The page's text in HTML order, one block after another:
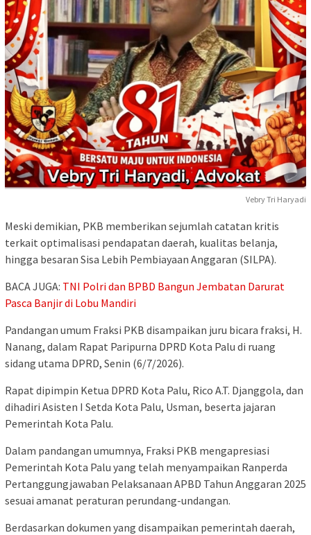
Vebry Tri Haryadi
Meski demikian, PKB memberikan sejumlah catatan kritis
terkait optimalisasi pendapatan daerah, kualitas belanja,
hingga besaran Sisa Lebih Pembiayaan Anggaran (SILPA).
BACA JUGA: TNI Polri dan BPBD Bangun Jembatan Darurat
Pasca Banjir di Lobu Mandiri
Pandangan umum Fraksi PKB disampaikan juru bicara fraksi, H.
Nanang, dalam Rapat Paripurna DPRD Kota Palu di ruang
sidang utama DPRD, Senin (6/7/2026).
Rapat dipimpin Ketua DPRD Kota Palu, Rico A.T. Djanggola, dan
dihadiri Asisten I Setda Kota Palu, Usman, beserta jajaran
Pemerintah Kota Palu.
Dalam pandangan umumnya, Fraksi PKB mengapresiasi
Pemerintah Kota Palu yang telah menyampaikan Ranperda
Pertanggungjawaban Pelaksanaan APBD Tahun Anggaran 2025
sesuai amanat peraturan perundang-undangan.
Berdasarkan dokumen yang disampaikan pemerintah daerah,